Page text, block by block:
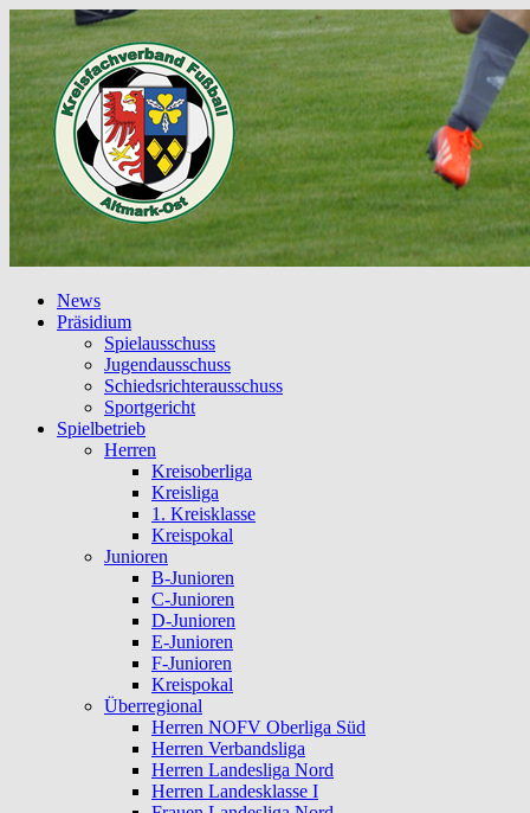
News
Präsidium
Spielausschuss
Jugendausschuss
Schiedsrichterausschuss
Sportgericht
Spielbetrieb
Herren
Kreisoberliga
Kreisliga
1. Kreisklasse
Kreispokal
Junioren
B-Junioren
C-Junioren
D-Junioren
E-Junioren
F-Junioren
Kreispokal
Überregional
Herren NOFV Oberliga Süd
Herren Verbandsliga
Herren Landesliga Nord
Herren Landesklasse I